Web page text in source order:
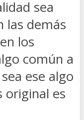
sea
las demás
los
común a
ese algo
original es